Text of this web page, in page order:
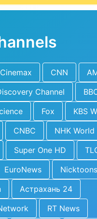
Cinemax CNN
Channel
Fox
KBS
CNBC NHK World
Super One HD
EuroNews
Nicktoons
Астрахань 24
RT News